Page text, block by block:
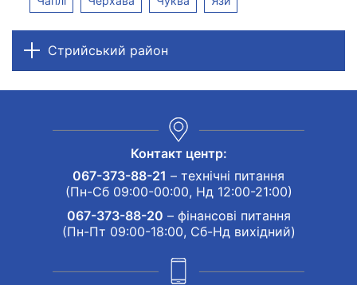
Стрийський район
Контакт центр:
067-373-88-21 – технічні питання
(Пн-Сб 09:00-00:00, Нд 12:00-21:00)
067-373-88-20 – фінансові питання
(Пн-Пт 09:00-18:00, Сб-Нд вихідний)